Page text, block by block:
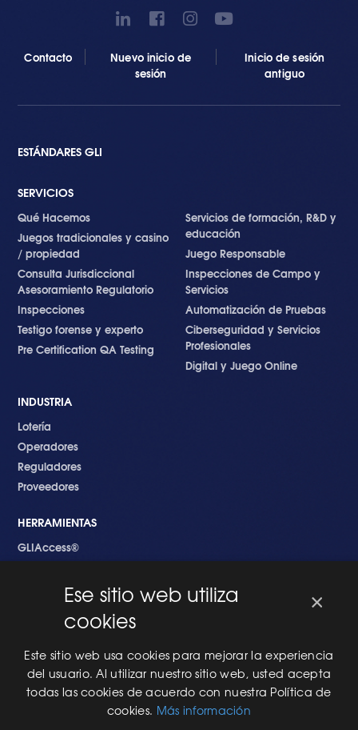
Contacto
Nuevo inicio de
sesión
Inicio de sesión
antiguo
ESTÁNDARES GLI
SERVICIOS
Qué Hacemos
Juegos tradicionales y casino
/ propiedad
Consulta Jurisdiccional
Asesoramiento Regulatorio
Inspecciones
Testigo forense y experto
Pre Certification QA Testing
Servicios de formación, R&D y
educación
Juego Responsable
Inspecciones de Campo y
Servicios
Automatización de Pruebas
Ciberseguridad y Servicios
Profesionales
Digital y Juego Online
INDUSTRIA
Lotería
Operadores
Reguladores
Proveedores
HERRAMIENTAS
GLIAccess®
EMPEZANDO
Nuevo en GLI
Nuevo Software
Una Nueva Máquina
Modificaciones al Software
Modificaciones al Hardware
×
Ese sitio web utiliza
cookies
Este sitio web usa cookies para mejorar la experiencia
del usuario. Al utilizar nuestro sitio web, usted acepta
todas las cookies de acuerdo con nuestra Política de
cookies. Más información